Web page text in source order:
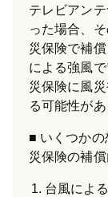
テレビアン
った場合、
災保険で補
による強風
災保険に風
る可能性があ
いくつか
災保険の補
台風によ